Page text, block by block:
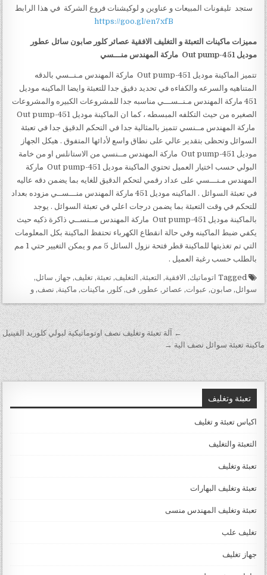
ستجد تليفونات المبيعات و عناوين و لوكيشنات فروع الشركة في هذا الرابط
https://goo.gl/en7xfB
مميزات ماكينات التعبئة و التغليف الافقية عصائر كلور صابون سائل عطور
موديل451-Out pump ماركة المهندس منـــسي
تتميز الماكينة موديل 451-Out pump ماركة المهندس مـنــسي بالدقه
المتناهيه والسرعه والكفاءه في تحديد دقيق جدا للتعبئة وايضا الماكينه موديل
451 ماركة المهندس مـنــســـي مناسبه جدا للمشروعات الكبيره والمشروعات
الصغيره من حيث التكلفه المبسطه ، كما ان الماكينة موديل 451-Out pump
ماركة المهندس مــنسي تتميز بالمثالية جدا في التحكم الدقيق جدا في تعبئة
السوائل وتحظى بتقدير عالي على نطاق واسع لأدائها المتفوق . هيكل الجهاز
موديل 451-Out pump ماركة المهندس مــنسي من الاستانلس او من خامة
البولي حسب اختيار العميل تحتوي الماكينة موديل 451-Out pump ماركة
المهندس مـنـــسي على عداد رقمي لتحكم الدقيق للغايه بما يضمن دقه عاليه
في تعبئة السوائل . الماكينه موديل 451 ماركة المهندس منـــســي مزوده بعداد
للتحكم في وقت التعبئة بما يضمن درجات اعلي في تعبئة السوائل . يوجد
بالماكينة موديل 451-Out pump ماركة المهندس مــنســي ذاكرة ذكيه حيث
يكفي ضبط الماكينه وفي حالة انقطاع الكهرباء تحتفظ الماكينة بكل المعلومات
التي تم تغذيتها للماكينة قطر فتحة نزول السائل 5 مم و يمكن التغيير حتي 1 مم
بالطلب حسب رغبة العميل .
Tagged اتوماتيك, الافقية, التعبئة, التغليف,تعبئة,تغليف, جهاز , سائل,
سوائل, صابون, عبوات, عصائر , عطور ,فى,كلور , ماكينات, ماكينة, نصف,و
تصفّح المقالات← آلة تعبئة وتغليف نصف اوتوماتيكية لبولي كلوريد الفينيل
ماكينة تعبئة سوائل نصف الية →
تعبئة وتغليف
اكياس تعبئة و تغليف
التعبئة والتغليف
تعبئة وتغليف
تعبئة وتغليف البهارات
تعبئة وتغليف المهندس منسى
تغليف علب
جهاز تغليف